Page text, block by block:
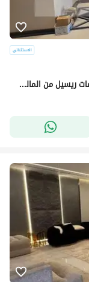
شقه 4غرف فيو علي حديقه كبيره متشطبه بالتكييفات ريسيل من المالك في النرجس 3 فيلات - بالقاهره الجديده - بسعر لقطه